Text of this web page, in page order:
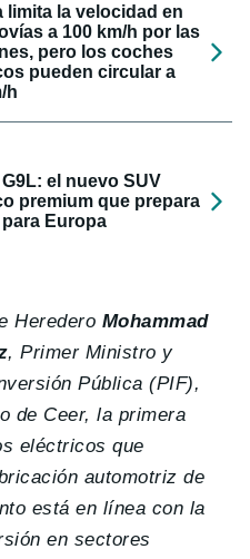
limita la velocidad en
a 100 km/h por las
pero los coches
pueden circular a
h
el nuevo SUV
premium que prepara
Europa
Heredero Mohammad
, Primer Ministro y
Pública (PIF),
de Ceer, la primera
eléctricos que
automotriz de
está en línea con la
en sectores